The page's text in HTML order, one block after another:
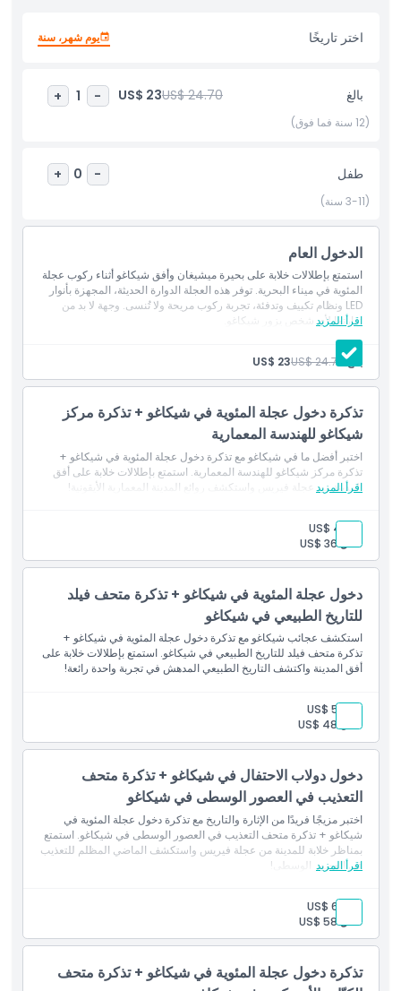
خاصة، أو استمتعت برحلة مريحة، فإن عجلة المئوية تقدّم منظورًا فريدًا
للمدينة وبحيرة ميشيغان. يحيط بالموقع العديد من أفضل معالم رصيف
يجعلها جزءًا مثاليًا من أي جدول رحلة في شيكاغو. غالبًا ما يُصنّف الزوار
هذه التجربة كواحدة من أفضل الأنشطة في شيكاغو، لا سيما لمن يريد
الدمج بين رؤية المعالم والترفيه العائلي. لا تفوّت فرصة الاستمتاع بهذه
زيارتك إلى آفاق جديدة مع واحدة من أكثر معالم شيكاغو محبوبة.
المتضمنات
سياسة الأطفال والبالغين
الاستثناءات
ساعات العمل
ما يجب معرفته
الموقع
كيفية الاسترداد
سياسة الإلغاء
اختر تاريخًا يوم شهر، سنة
بالغ US$ 24.70
US$ 23
-
1
+
(12 سنة فما فوق)
طفل -
0
+
(3-11 سنة)
الدخول العام
استمتع بإطلالات خلابة على بحيرة ميشيغان وأفق شيكاغو أثناء ركوب عجلة
المئوية في ميناء البحرية. توفر هذه العجلة الدوارة الحديثة، المجهزة بأنوار
LED ونظام تكييف وتدفئة، تجربة ركوب مريحة ولا تُنسى. وجهة لا بد من
زيارتها لأي شخص يزور شيكاغو.
اقرأ المزيد
بالغ:US$ 24.70
US$ 23
تذكرة دخول عجلة المئوية في شيكاغو + تذكرة مركز
شيكاغو للهندسة المعمارية
اختبر أفضل ما في شيكاغو مع تذكرة دخول عجلة المئوية في شيكاغو +
تذكرة مركز شيكاغو للهندسة المعمارية. استمتع بإطلالات خلابة على أفق
المدينة من عجلة فيريس واستكشف روائع المدينة المعمارية الأيقونية!
اقرأ المزيد
بالغ:
US$ 41
طفل:US$ 36
دخول عجلة المئوية في شيكاغو + تذكرة متحف فيلد
للتاريخ الطبيعي في شيكاغو
استكشف عجائب شيكاغو مع تذكرة دخول عجلة المئوية في شيكاغو +
تذكرة متحف فيلد للتاريخ الطبيعي في شيكاغو. استمتع بإطلالات خلابة على
أفق المدينة واكتشف التاريخ الطبيعي المدهش في تجربة واحدة رائعة!
بالغ:
US$ 52
طفل:US$ 48
دخول دولاب الاحتفال في شيكاغو + تذكرة متحف
التعذيب في العصور الوسطى في شيكاغو
اختبر مزيجًا فريدًا من الإثارة والتاريخ مع تذكرة دخول عجلة المئوية في
شيكاغو + تذكرة متحف التعذيب في العصور الوسطى في شيكاغو. استمتع
بمناظر خلابة للمدينة من عجلة فيريس واستكشف الماضي المظلم للتعذيب
في العصور الوسطى!
اقرأ المزيد
بالغ:
US$ 62
طفل:US$ 58
تذكرة دخول عجلة المئوية في شيكاغو + تذكرة متحف